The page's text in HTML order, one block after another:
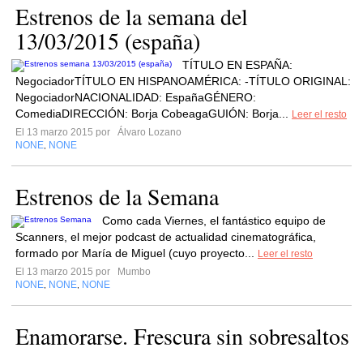
Estrenos de la semana del
13/03/2015 (españa)
TÍTULO EN ESPAÑA:
NegociadorTÍTULO EN HISPANOAMÉRICA: -TÍTULO ORIGINAL:
NegociadorNACIONALIDAD: EspañaGÉNERO:
ComediaDIRECCIÓN: Borja CobeagaGUIÓN: Borja...
Leer el resto
El 13 marzo 2015 por
Álvaro Lozano
NONE NONE
Estrenos de la Semana
Como cada Viernes, el fantástico equipo de
Scanners, el mejor podcast de actualidad cinematográfica,
formado por María de Miguel (cuyo proyecto...
Leer el resto
El 13 marzo 2015 por
Mumbo
NONE NONE NONE
Enamorarse. Frescura sin sobresaltos